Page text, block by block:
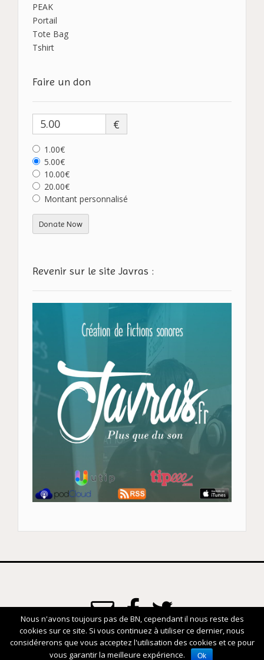
PEAK
Portail
Tote Bag
Tshirt
Faire un don
€
1.00€
5.00€
10.00€
20.00€
Montant personnalisé
Donate Now
Revenir sur le site Javras :
www.javras.fr
Nous n'avons toujours pas de BN, cependant il nous reste des
cookies sur ce site. Si vous continuez à utiliser ce dernier, nous
considérerons que vous acceptez l'utilisation des cookies et ce pour
vous garantir la meilleure expérience.
Ok